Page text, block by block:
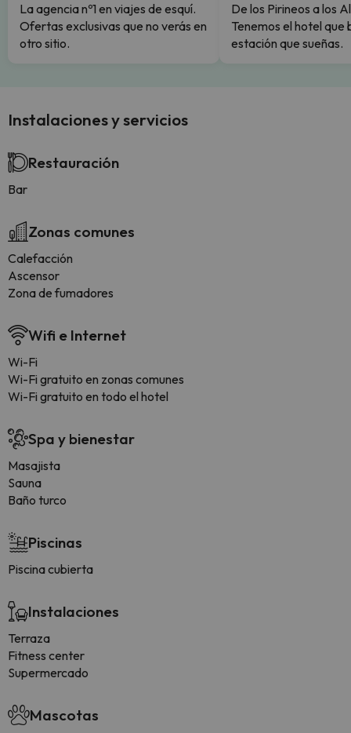
La agencia nº1 en viajes de esquí.
Ofertas exclusivas que no verás en
otro sitio.
De los Pirineos a los
Tenemos el hotel que
estación que sueñas.
Instalaciones y servicios
Restauración
Bar
Zonas comunes
Calefacción
Ascensor
Zona de fumadores
Wifi e Internet
Wi-Fi
Wi-Fi gratuito en zonas comunes
Wi-Fi gratuito en todo el hotel
Spa y bienestar
Masajista
Sauna
Baño turco
Piscinas
Piscina cubierta
Instalaciones
Terraza
Fitness center
Supermercado
Mascotas